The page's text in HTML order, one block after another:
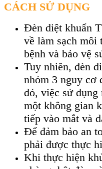
CÁCH SỬ DỤNG
Đèn diệt khuẩn
về làm sạch môi
bệnh và bảo vệ
Tuy nhiên, đèn
nhóm 3 nguy cơ
đó, việc sử dụng
một không gian
tiếp vào mắt và
Để đảm bảo an
phải được thực
Khi thực hiện